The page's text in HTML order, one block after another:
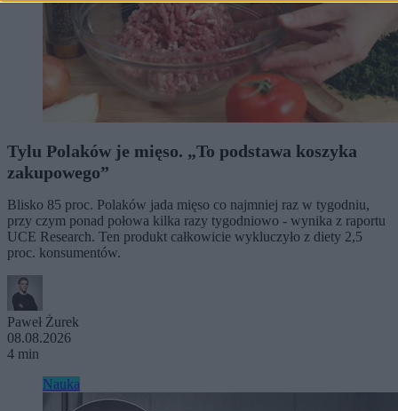
Tylu Polaków je mięso. „To podstawa koszyka
zakupowego”
Blisko 85 proc. Polaków jada mięso co najmniej raz w tygodniu,
przy czym ponad połowa kilka razy tygodniowo - wynika z raportu
UCE Research. Ten produkt całkowicie wykluczyło z diety 2,5
proc. konsumentów.
Paweł Żurek
08.08.2026
4 min
Nauka